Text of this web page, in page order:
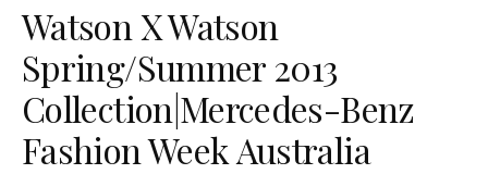
Watson X Watson
Spring/Summer 2013
Collection|Mercedes-Benz
Fashion Week Australia